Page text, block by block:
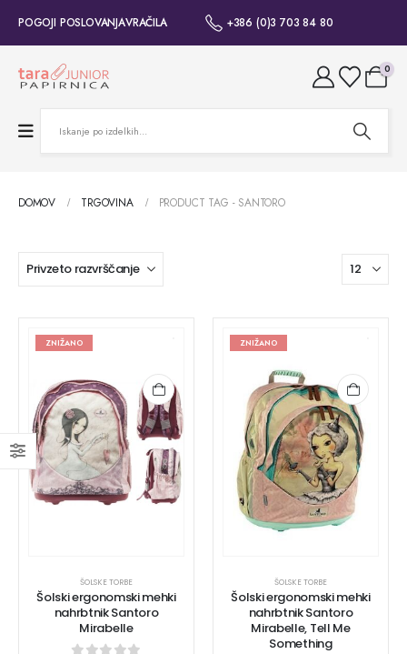
POGOJI POSLOVANJAVRAČILA +386 (0)3 703 84 80
0
DOMOV TRGOVINA PRODUCT TAG - SANTORO
ZNIŽANO
ŠOLSKE TORBE
Šolski ergonomski mehki
nahrbtnik Santoro
Mirabelle
ZNIŽANO
ŠOLSKE TORBE
Šolski ergonomski mehki
nahrbtnik Santoro
Mirabelle, Tell Me
Something